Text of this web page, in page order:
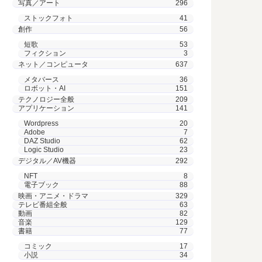
写真／アート
296
ストックフォト
41
創作
56
短歌
53
フィクション
3
ネット／コンピュータ
637
メタバース
36
ロボット・AI
151
テクノロジー全般
209
アプリケーション
141
Wordpress
20
Adobe
7
DAZ Studio
62
Logic Studio
23
デジタル／AV機器
292
NFT
8
電子ブック
88
映画・アニメ・ドラマ
329
テレビ番組全般
63
動画
82
音楽
129
書籍
77
コミック
17
小説
34